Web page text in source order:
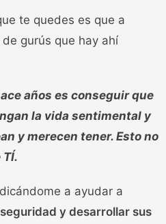
te quedes es que a
gurús que hay ahí
años es conseguir que
la vida sentimental y
y merecen tener. Esto no
TÍ.
a ayudar a
y desarrollar sus